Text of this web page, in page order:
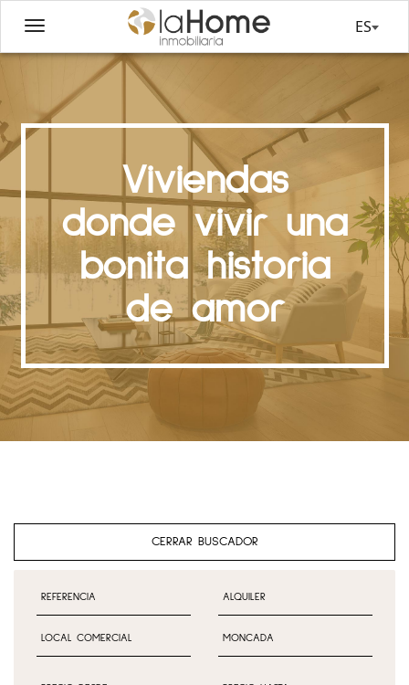
ES
Viviendas
donde vivir una
bonita historia
de amor
CERRAR BUSCADOR